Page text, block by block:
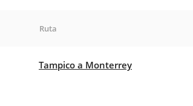
Ruta
Tampico a Monterrey